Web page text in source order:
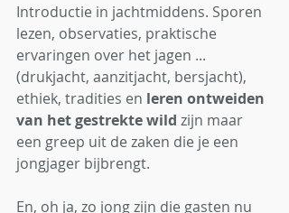
Introductie in jachtmiddens. Sporen
lezen, observaties, praktische
ervaringen over het jagen ...
(drukjacht, aanzitjacht, bersjacht),
ethiek, tradities en leren ontweiden
van het gestrekte wild zijn maar
een greep uit de zaken die je een
jongjager bijbrengt.
En, oh ja, zo jong zijn die gasten nu